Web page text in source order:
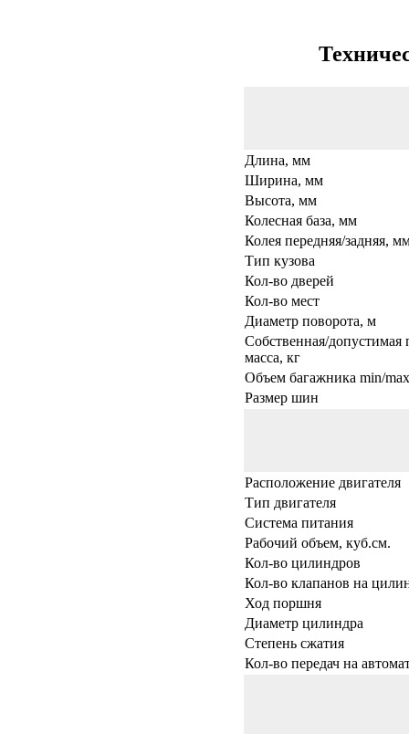
Длина, мм
Ширина, мм
Высота, мм
Колесная база, мм
Колея передняя/задняя,
Тип кузова
Кол-во дверей
Кол-во мест
Диаметр поворота, м
Собственная/допустимая
масса, кг
Объем багажника min/
Размер шин
Расположение двигателя
Тип двигателя
Система питания
Рабочий объем, куб.см.
Кол-во цилиндров
Кол-во клапанов на
Ход поршня
Диаметр цилиндра
Степень сжатия
Кол-во передач на